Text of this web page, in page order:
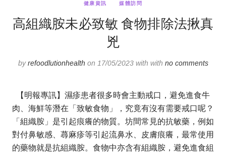
健康資訊 媒體訪問
高組織胺未必致敏 食物排除法揪真
兇
byrefoodlutionhealth on 17/05/2023 with with no comments
【明報專訊】濕疹患者很多時會主動戒口，避免進食牛
肉、海鮮等潛在「致敏食物」，究竟有沒有需要戒口呢？
「組織胺」是引起痕癢的物質。坊間常見的抗敏藥，例如
對付鼻敏感、蕁麻疹等引起流鼻水、皮膚痕癢，最常使用
的藥物就是抗組織胺。食物中亦含有組織胺，避免進食組